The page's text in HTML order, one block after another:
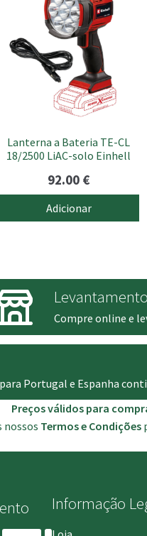
Lanterna a Bateria TE-CL
18/2500 LiAC-solo Einhell
92.00 €
Adicionar
Compre online e
Portugal e Espanha
Preços válidos para
nossos Termos e Condições
Informação